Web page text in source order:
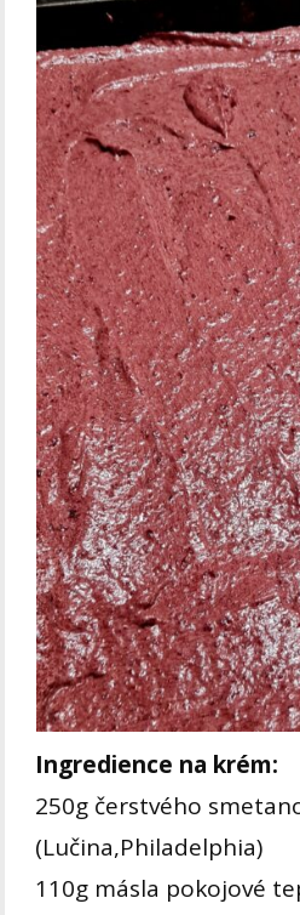
Ingredience na krém:
250g čerstvého
(Lučina,Philadelphia)
110g másla pokojové